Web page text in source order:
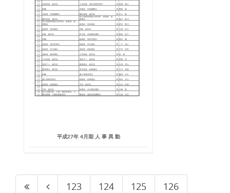
平成27年 4月期 人 事 異 動
123 124 125
126